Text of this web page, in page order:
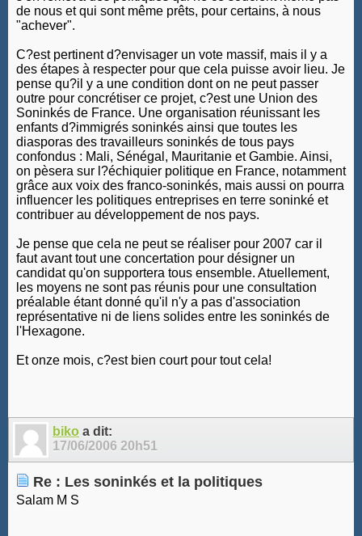
de nous et qui sont même prêts, pour certains, à nous
"achever".
C?est pertinent d?envisager un vote massif, mais il y a
des étapes à respecter pour que cela puisse avoir lieu. Je
pense qu?il y a une condition dont on ne peut passer
outre pour concrétiser ce projet, c?est une Union des
Soninkés de France. Une organisation réunissant les
enfants d?immigrés soninkés ainsi que toutes les
diasporas des travailleurs soninkés de tous pays
confondus : Mali, Sénégal, Mauritanie et Gambie. Ainsi,
on pèsera sur l?échiquier politique en France, notamment
grâce aux voix des franco-soninkés, mais aussi on pourra
influencer les politiques entreprises en terre soninké et
contribuer au développement de nos pays.
Je pense que cela ne peut se réaliser pour 2007 car il
faut avant tout une concertation pour désigner un
candidat qu'on supportera tous ensemble. Atuellement,
les moyens ne sont pas réunis pour une consultation
préalable étant donné qu'il n'y a pas d'association
représentative ni de liens solides entre les soninkés de
l'Hexagone.
Et onze mois, c?est bien court pour tout cela!
biko a dit:
17/06/2006 20h51
Re : Les soninkés et la politiques
Salam M S